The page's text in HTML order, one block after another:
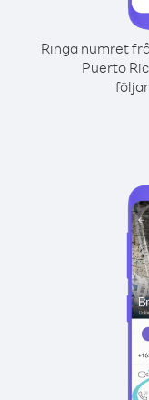
Ringa numret
Puerto